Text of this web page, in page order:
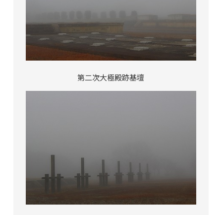
第二次大極殿跡基壇